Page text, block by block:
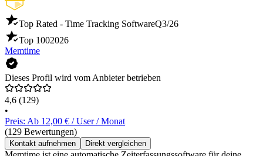
Top Rated - Time Tracking SoftwareQ3/26
Top 1002026
Memtime
Dieses Profil wird vom Anbieter betrieben
4,6 (129)
•
Preis: Ab 12,00 € / User / Monat
(129 Bewertungen)
Kontakt aufnehmen Direkt vergleichen